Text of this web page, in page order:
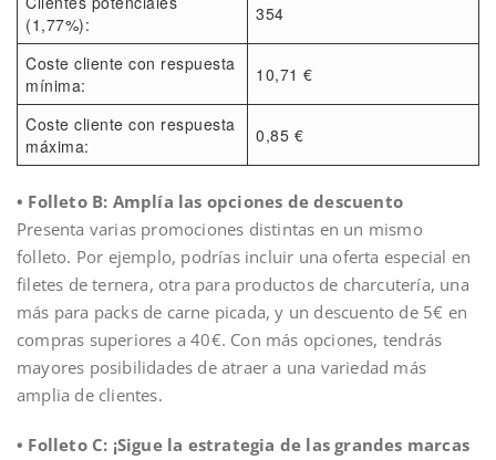
(1,77%):
354
Coste cliente con respuesta
mínima:
10,71 €
Coste cliente con respuesta
máxima:
0,85 €
• Folleto B: Amplía las opciones de descuento
Presenta varias promociones distintas en un mismo
folleto. Por ejemplo, podrías incluir una oferta especial en
filetes de ternera, otra para productos de charcutería, una
más para packs de carne picada, y un descuento de 5€ en
compras superiores a 40€. Con más opciones, tendrás
mayores posibilidades de atraer a una variedad más
amplia de clientes.
• Folleto C: ¡Sigue la estrategia de las grandes marcas